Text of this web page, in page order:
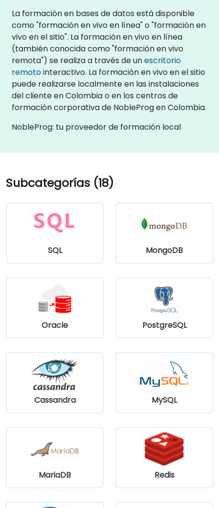
La formación en bases de datos está disponible
como "formación en vivo en línea" o "formación en
vivo en el sitio". La formación en vivo en línea
(también conocida como "formación en vivo
remota") se realiza a través de unescritorio
remotointeractivo. La formación en vivo en el sitio
puede realizarse localmente en las instalaciones
del cliente en Colombia o en los centros de
formación corporativa de NobleProg en Colombia.
NobleProg: tu proveedor de formación local
Subcategorías (18)
SQL MongoDB
Oracle PostgreSQL
Cassandra MySQL
MariaDB Redis